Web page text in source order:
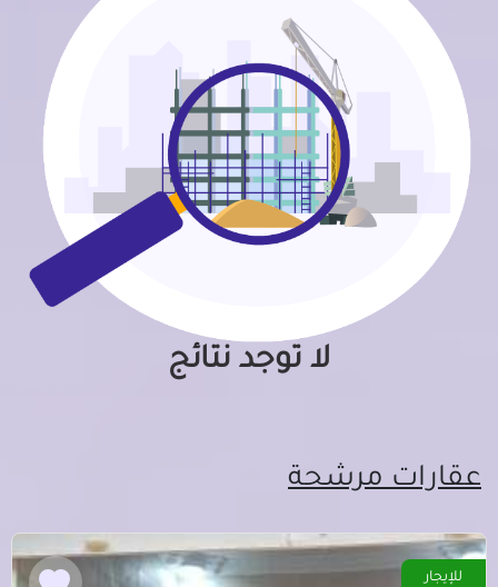
لا توجد نتائج
عقارات مرشحة
للإيجار